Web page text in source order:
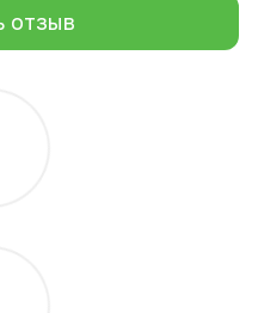
отзыв